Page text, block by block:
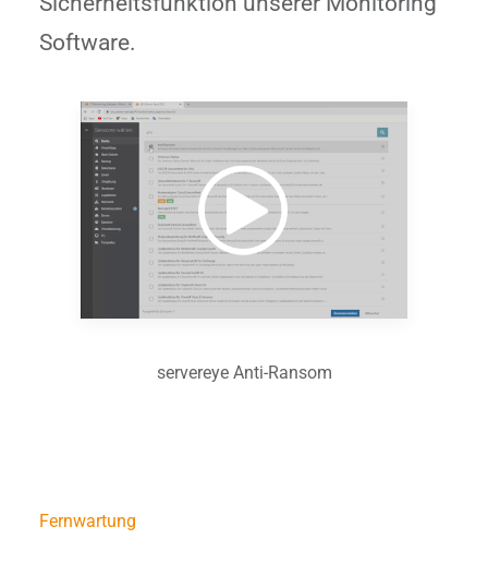
servereye Anti-Ransom
Software.
Fernwartung